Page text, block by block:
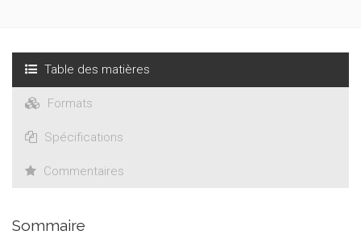
Table des matières
Formats
Spécifications
Commentaires
Sommaire